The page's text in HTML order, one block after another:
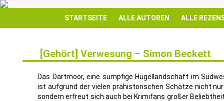
STARTSEITE ALLE AUTOREN ALLE
[Gehört] Verwesung – Simon Beckett
Das Dartmoor, eine sumpfige Hügellandschaft im
ist aufgrund der vielen prähistorischen Schätze nicht
sondern erfreut sich auch bei Krimifans großer